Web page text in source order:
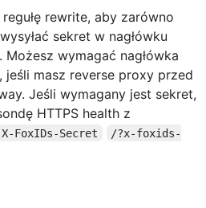
rewrite, aby zarówno
sekret w nagłówku
. Możesz wymagać nagłówka
, jeśli masz reverse proxy przed
Jeśli wymagany jest sekret,
HTTPS health z
X-FoxIDs-Secret
/?x-foxids-